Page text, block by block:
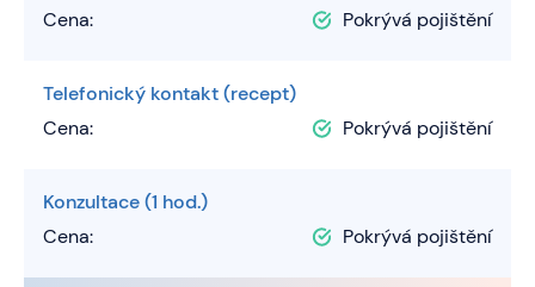
Cena:
Pokrývá pojištění
Telefonický kontakt (recept)
Cena:
Pokrývá pojištění
Konzultace (1 hod.)
Cena:
Pokrývá pojištění